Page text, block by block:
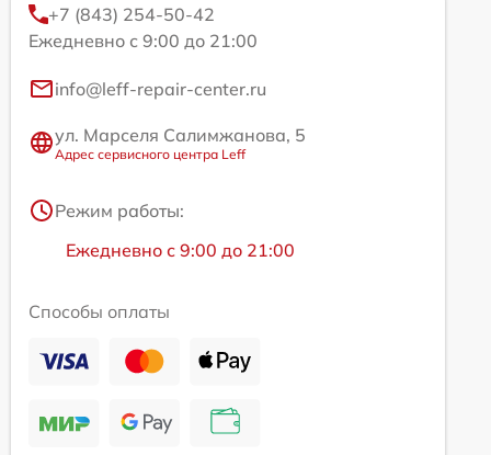
+7 (843) 254-50-42
Ежедневно с 9:00 до 21:00
info@leff-repair-center.ru
ул. Марселя Салимжанова, 5
Адрес сервисного центра Leff
Режим работы:
Ежедневно с 9:00 до 21:00
Способы оплаты